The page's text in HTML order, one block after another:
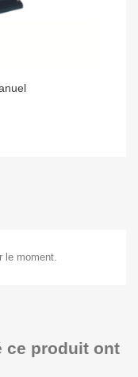
le moment.
ce produit ont